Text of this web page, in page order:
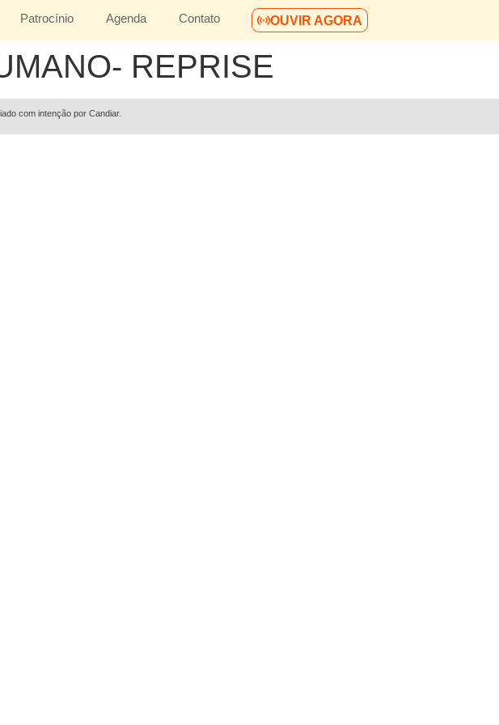
Patrocínio Agenda Contato OUVIR AGORA
REPRISE
com intenção por Candiar.